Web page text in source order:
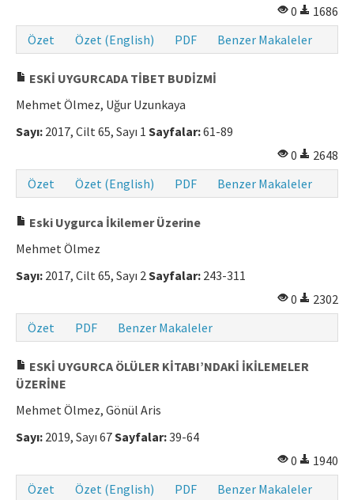
0
1686
Özet
Özet (English) PDF Benzer Makaleler
ESKİ UYGURCADA TİBET BUDİZMİ
Mehmet Ölmez, Uğur Uzunkaya
Sayı: 2017, Cilt 65, Sayı 1 Sayfalar:61-89
0
2648
Özet
Özet (English) PDF Benzer Makaleler
Eski Uygurca İkilemer Üzerine
Mehmet Ölmez
Sayı: 2017, Cilt 65, Sayı 2Sayfalar: 243-311
0
2302
Özet
PDF Benzer Makaleler
ESKİ UYGURCA ÖLÜLER KİTABI’NDAKİ İKİLEMELER
ÜZERİNE
Mehmet Ölmez, Gönül Aris
Sayı: 2019, Sayı 67Sayfalar:39-64
0
1940
Özet
Özet (English) PDF Benzer Makaleler